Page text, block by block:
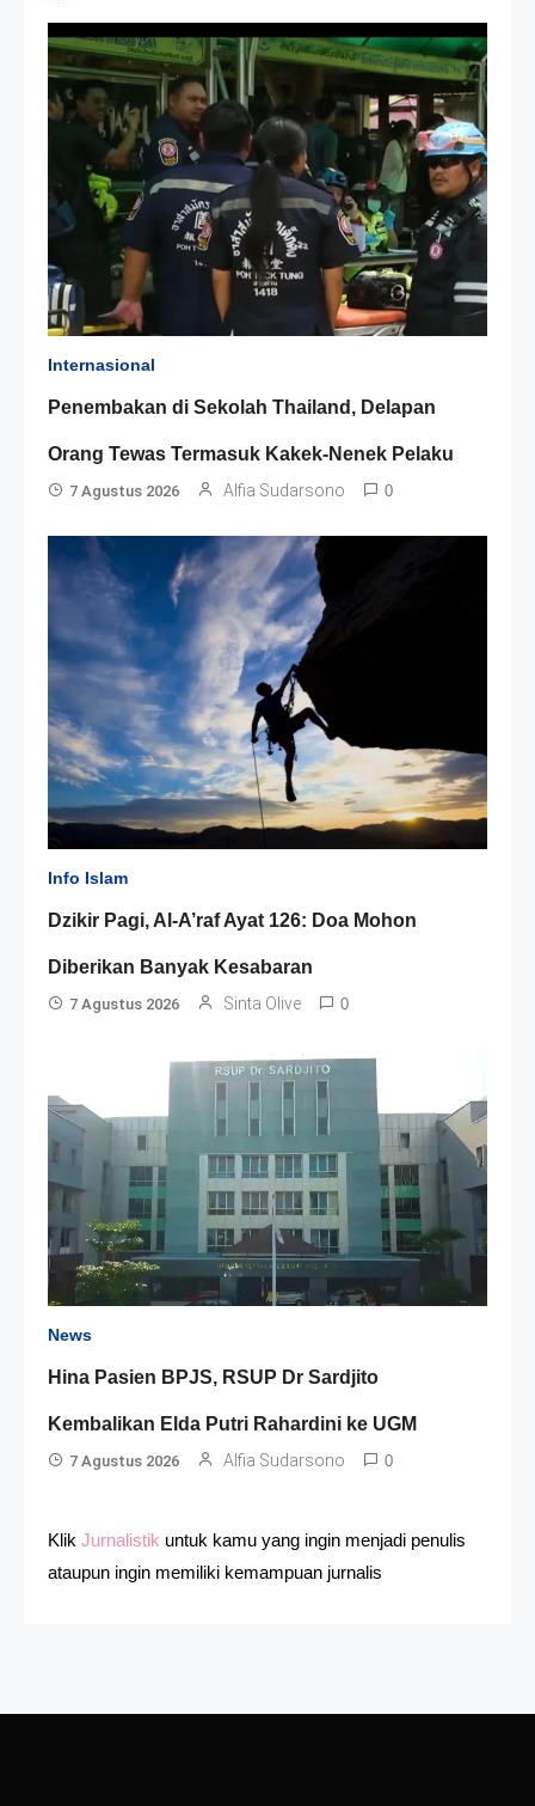
Internasional
Penembakan di Sekolah Thailand, Delapan
Orang Tewas Termasuk Kakek-Nenek Pelaku
7 Agustus 2026 Alfia Sudarsono 0
Info Islam
Dzikir Pagi, Al-A’raf Ayat 126: Doa Mohon
Diberikan Banyak Kesabaran
7 Agustus 2026 Sinta Olive 0
News
Hina Pasien BPJS, RSUP Dr Sardjito
Kembalikan Elda Putri Rahardini ke UGM
7 Agustus 2026 Alfia Sudarsono 0
Klik Jurnalistik untuk kamu yang ingin menjadi penulis
ataupun ingin memiliki kemampuan jurnalis